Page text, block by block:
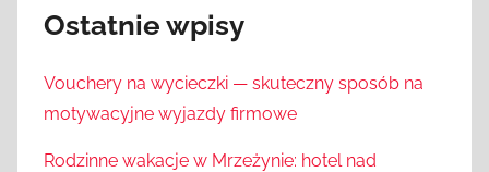
Ostatnie wpisy
Vouchery na wycieczki — skuteczny sposób na
motywacyjne wyjazdy firmowe
Rodzinne wakacje w Mrzeżynie: hotel nad